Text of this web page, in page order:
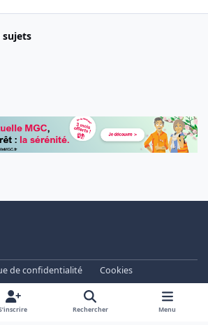
sujets
de confidentialité
Cookies
- Forum Libre depuis 2003
by
Invision Community
Rechercher Menu